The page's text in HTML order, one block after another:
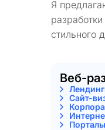
Я
стильного
Веб-
Сайт-
Порталы